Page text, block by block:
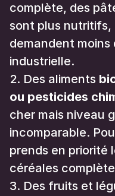
complète, des
sont plus nutritifs,
demandent
industrielle.
Des aliments
ou pesticides
cher mais niveau
incomparable.
prends en priorité
céréales
Des fruits et